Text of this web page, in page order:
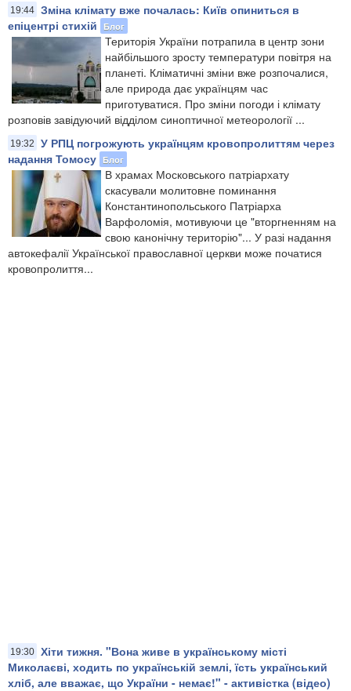
19:44 Зміна клімату вже почалась: Київ опиниться в
епіцентрі стихій
Блог
Територія України потрапила в центр зони
найбільшого зросту температури повітря на
планеті. Кліматичні зміни вже розпочалися,
але природа дає українцям час
приготуватися. Про зміни погоди і клімату
розповів завідуючий відділом синоптичної метеорології ...
19:32
У РПЦ погрожують українцям кровопролиттям через
надання Томосу Блог
В храмах Московського патріархату
скасували молитовне поминання
Константинопольського Патріарха
Варфоломія, мотивуючи це "вторгненням на
свою канонічну територію"... У разі надання
автокефалії Української православної церкви може початися
кровопролиття...
19:30 Хіти тижня. "Вона живе в українському місті
Миколаєві, ходить по українській землі, їсть український
хліб, але вважає, що України - немає!" - активістка (відео)